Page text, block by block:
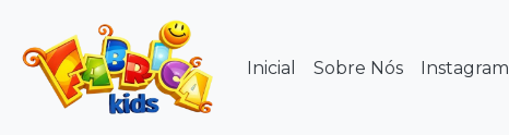
Inicial Sobre Nós Instagram